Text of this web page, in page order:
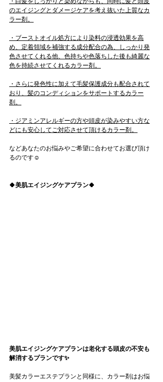
のエイジングとダメージケアを考え抜いた上質なカ
ラー剤。
・ブーストオイル処方により染料の浸透効果を高
め、定着領域を補強する成分配合の為、しっかり発
色させてくれる他、色持ちや色落ちした後も綺麗な
色を持続させてくれるカラー剤。
・さらに発色性に加えて毛髪保護成分も配合されて
おり、髪のコンディションをサポートするカラー
剤。
・ジアミンアレルギーの方や頭皮が染みやすい方な
どにも安心してご対応させて頂けるカラー剤。
などあなたのお悩みやご希望に合わせてお選び頂け
るのです☺️
🍀美肌エイジングケアプラン🍀
美肌エイジングケアプランは老化する頭皮の不安も
解消するプランです✨
美髪カラーエステプランと同様に、カラー剤はお悩